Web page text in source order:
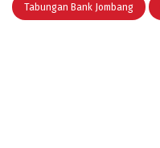
Tabungan Bank Jombang